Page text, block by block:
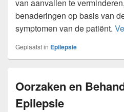
van aanvallen te
benaderingen op basis van
symptomen van de patiënt.
Geplaatst in Epilepsie
Oorzaken en
Epilepsie